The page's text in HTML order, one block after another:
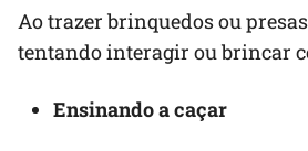
Ao trazer brinquedos ou
tentando interagir ou brincar
Ensinando a caçar